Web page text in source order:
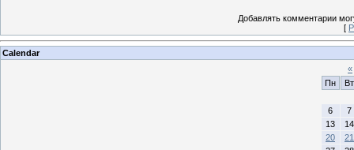
Добавлять комментарии
[
Calendar
«
Пн
Вт
6
7
13
14
20
21